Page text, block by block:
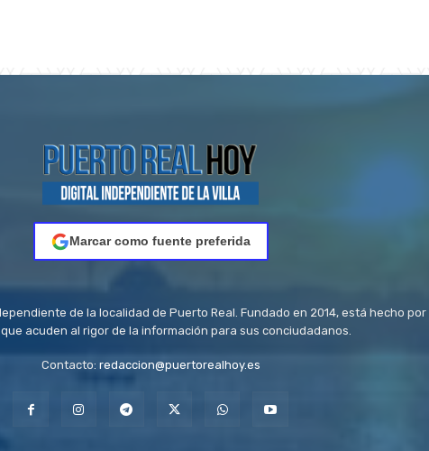
Marcar como fuente preferida
de la localidad de Puerto Real. Fundado en 2014, está hecho
acuden al rigor de la información para sus conciudadanos.
Contacto: redaccion@puertorealhoy.es